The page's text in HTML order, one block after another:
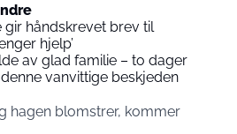
gir håndskrevet brev til
hjelp’
av glad familie – to dager
vanvittige beskjeden
hagen blomstrer, kommer